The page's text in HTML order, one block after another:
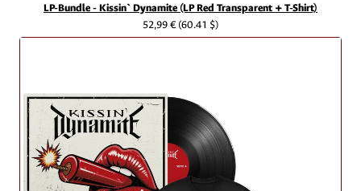
LP-Bundle - Kissin` Dynamite (LP Red Transparent + T-Shirt)
52,99 €(60.41 $)